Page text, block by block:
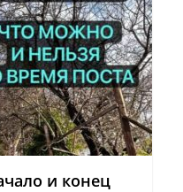
и конец